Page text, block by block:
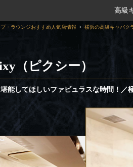
高級
・ラウンジおすすめ人気店情報 横浜の高級キャバク
（ピクシー）
能してほしいファビュラスな時間！／